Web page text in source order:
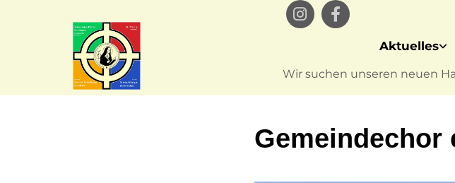
Aktuelles
Wir suchen unseren neuen
Gemeindechor